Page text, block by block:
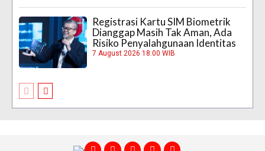
Registrasi Kartu SIM Biometrik
Dianggap Masih Tak Aman, Ada
Risiko Penyalahgunaan Identitas
7 August 2026 18:00 WIB